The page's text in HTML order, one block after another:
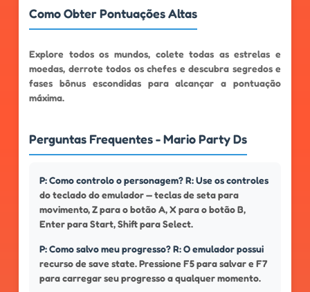
Como Obter Pontuações Altas
Explore todos os mundos, colete todas as estrelas e
moedas, derrote todos os chefes e descubra segredos e
fases bônus escondidas para alcançar a pontuação
máxima.
Perguntas Frequentes - Mario Party Ds
P: Como controlo o personagem? R: Use os controles
do teclado do emulador — teclas de seta para
movimento, Z para o botão A, X para o botão B,
Enter para Start, Shift para Select.
P: Como salvo meu progresso? R: O emulador possui
recurso de save state. Pressione F5 para salvar e F7
para carregar seu progresso a qualquer momento.